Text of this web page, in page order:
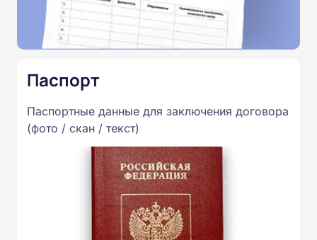
Паспорт
Паспортные данные для заключения договора
(фото / скан / текст)